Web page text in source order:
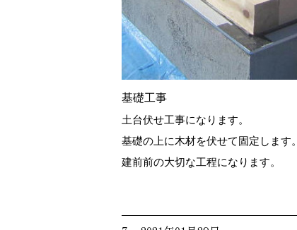
基礎工事
土台伏せ工事になります。
基礎の上に木材を伏せて固定します。
建前前の大切な工程になります。